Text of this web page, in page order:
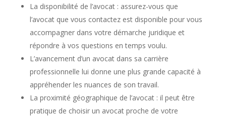
La disponibilité de l’avocat : assurez-vous que
l’avocat que vous contactez est disponible pour vous
accompagner dans votre démarche juridique et
répondre à vos questions en temps voulu.
L’avancement d’un avocat dans sa carrière
professionnelle lui donne une plus grande capacité à
appréhender les nuances de son travail.
La proximité géographique de l’avocat : il peut être
pratique de choisir un avocat proche de votre